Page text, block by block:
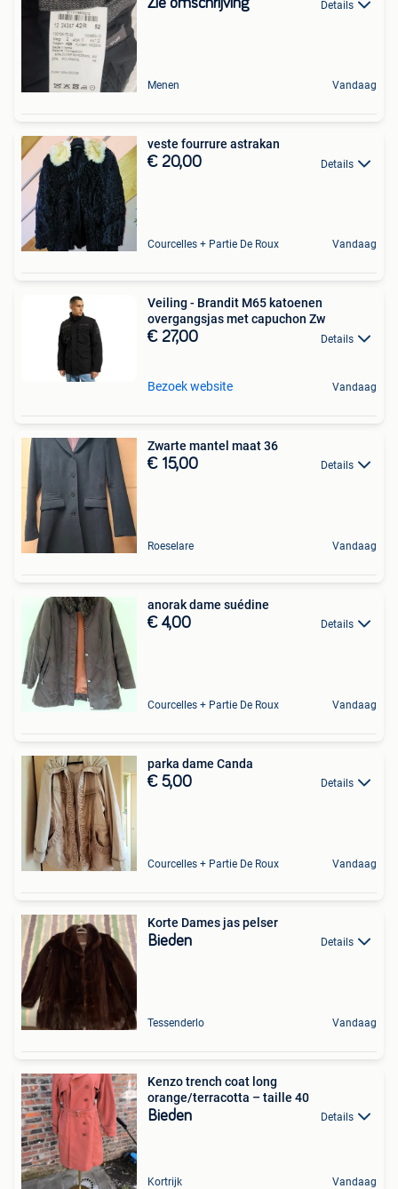
Zie omschrijving Details
Menen Vandaag
veste fourrure astrakan
€ 20,00 Details
Courcelles + Partie De Roux Vandaag
Veiling - Brandit M65 katoenen
overgangsjas met capuchon Zw
€ 27,00 Details
Bezoek website Vandaag
Zwarte mantel maat 36
€ 15,00 Details
Roeselare Vandaag
anorak dame suédine
€ 4,00 Details
Courcelles + Partie De Roux Vandaag
parka dame Canda
€ 5,00 Details
Courcelles + Partie De Roux Vandaag
Korte Dames jas pelser
Bieden Details
Tessenderlo Vandaag
Kenzo trench coat long
orange/terracotta – taille 40
Bieden Details
Kortrijk Vandaag